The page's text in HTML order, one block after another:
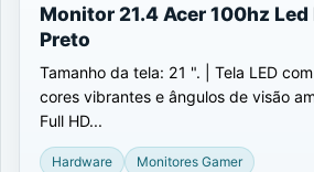
Monitor 21.4 Acer 100hz Led
Preto
Tamanho da tela: 21 ". | Tela LED
cores vibrantes e ângulos de visão
Full HD...
Hardware Monitores Gamer